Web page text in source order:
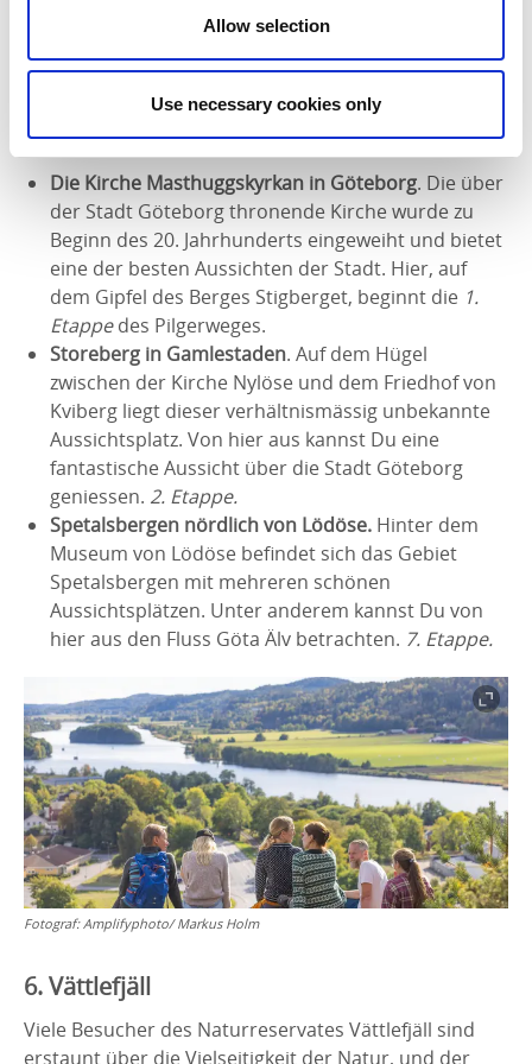
Allow selection
Use necessary cookies only
5. Die Aussichtsplätze
Entlang des Pilgerwegs stehen mehrere Plätze mit
atemberaubenden Aussichten zur Auswahl. Hier sind
drei der beeindruckendsten Plätze angegeben:
Die Kirche Masthuggskyrkan in Göteborg. Die über
der Stadt Göteborg thronende Kirche wurde zu
Beginn des 20. Jahrhunderts eingeweiht und bietet
eine der besten Aussichten der Stadt. Hier, auf
dem Gipfel des Berges Stigberget, beginnt die 1.
Etappedes Pilgerweges.
Storeberg in Gamlestaden. Auf dem Hügel
zwischen der Kirche Nylöse und dem Friedhof von
Kviberg liegt dieser verhältnismässig unbekannte
Aussichtsplatz. Von hier aus kannst Du eine
fantastische Aussicht über die Stadt Göteborg
geniessen. 2. Etappe.
Spetalsbergen nördlich von Lödöse. Hinter dem
Museum von Lödöse befindet sich das Gebiet
Spetalsbergen mit mehreren schönen
Aussichtsplätzen. Unter anderem kannst Du von
hier aus den Fluss Göta Älv betrachten. 7. Etappe.
Fotograf: Amplifyphoto/ Markus Holm
6. Vättlefjäll
Viele Besucher des Naturreservates Vättlefjäll sind
erstaunt über die Vielseitigkeit der Natur, und der